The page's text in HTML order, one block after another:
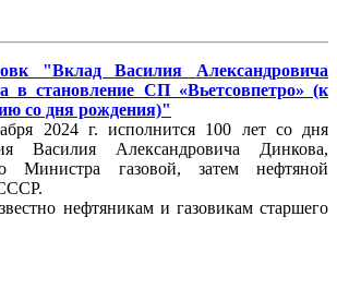
"Вклад Василия Александровича
в становление СП «Вьетсовпетро» (к
со дня рождения)"
2024 г. исполнится 100 лет со дня
Василия Александровича Динкова,
Министра газовой, затем нефтяной
нефтяникам и газовикам старшего